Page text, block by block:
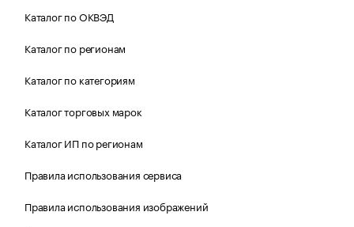
Каталог по ОКВЭД
Каталог по регионам
Каталог по категориям
Каталог торговых марок
Каталог ИП по регионам
Правила использования сервиса
Правила использования изображений